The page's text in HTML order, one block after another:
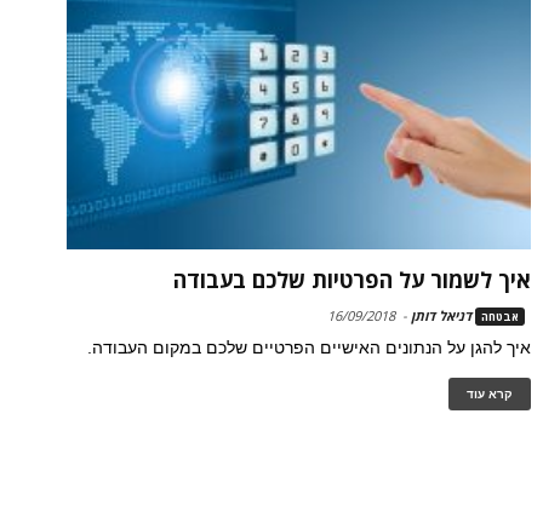
איך לשמור על הפרטיות שלכם בעבודה
אבטחה דניאל דותן -
16/09/2018
איך להגן על הנתונים האישיים הפרטיים שלכם במקום העבודה.
קרא עוד